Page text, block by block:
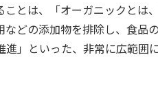
ことは、「オーガニックとは
どの添加物を排除し、食品
」といった、非常に広範囲